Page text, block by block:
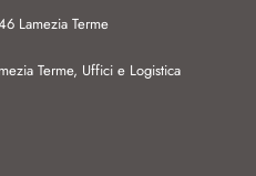
Lamezia Terme
Terme, Uffici e Logistica